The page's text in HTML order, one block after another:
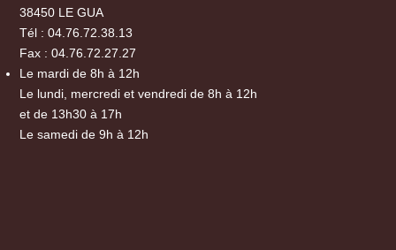
38450 LE GUA
Tél : 04.76.72.38.13
Fax : 04.76.72.27.27
Le mardi de 8h à 12h
Le lundi, mercredi et vendredi de 8h à 12h
et de 13h30 à 17h
Le samedi de 9h à 12h